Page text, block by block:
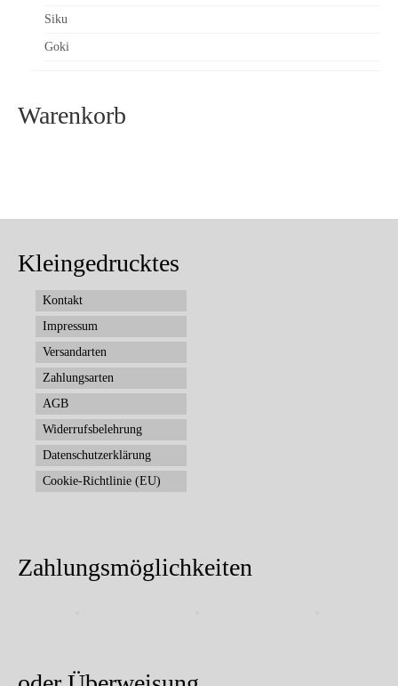
Siku
Goki
Warenkorb
Kleingedrucktes
Kontakt
Impressum
Versandarten
Zahlungsarten
AGB
Widerrufsbelehrung
Datenschutzerklärung
Cookie-Richtlinie (EU)
Zahlungsmöglichkeiten